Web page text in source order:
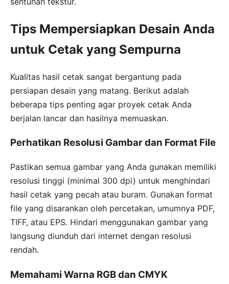
Tips Mempersiapkan Desain Anda
untuk Cetak yang Sempurna
Kualitas hasil cetak sangat bergantung pada
persiapan desain yang matang. Berikut adalah
beberapa tips penting agar proyek cetak Anda
berjalan lancar dan hasilnya memuaskan.
Perhatikan Resolusi Gambar dan Format File
Pastikan semua gambar yang Anda gunakan memiliki
resolusi tinggi (minimal 300 dpi) untuk menghindari
hasil cetak yang pecah atau buram. Gunakan format
file yang disarankan oleh percetakan, umumnya PDF,
TIFF, atau EPS. Hindari menggunakan gambar yang
langsung diunduh dari internet dengan resolusi
rendah.
Memahami Warna RGB dan CMYK